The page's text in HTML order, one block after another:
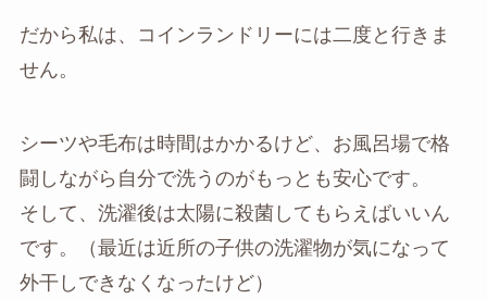
だから私は、コインランドリーには二度と行きま
せん。
シーツや毛布は時間はかかるけど、お風呂場で格
闘しながら自分で洗うのがもっとも安心です。
そして、洗濯後は太陽に殺菌してもらえばいいん
です。（最近は近所の子供の洗濯物が気になって
外干しできなくなったけど）